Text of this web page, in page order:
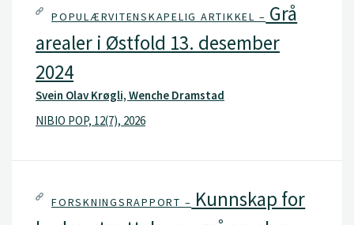
POPULÆRVITENSKAPELIG ARTIKKEL – Grå
arealer i Østfold 13. desember
2024
Svein Olav Krøgli, Wenche Dramstad
NIBIO POP, 12(7), 2026
FORSKNINGSRAPPORT – Kunnskap for